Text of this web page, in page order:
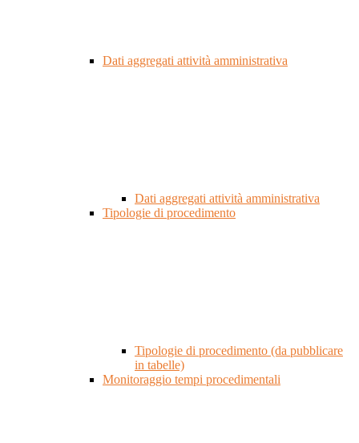
Dati aggregati attività amministrativa
Dati aggregati attività amministrativa
Tipologie di procedimento
Tipologie di procedimento (da pubblicare
in tabelle)
Monitoraggio tempi procedimentali